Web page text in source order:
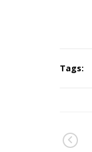
Tags: